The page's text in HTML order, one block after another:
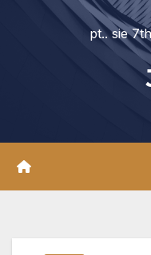
pt.. sie